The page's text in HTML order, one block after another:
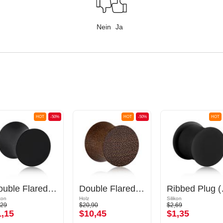
Nein Ja
-50%
HOT
Double Flared Plug (Silikon, mehrere Farben)
-50%
HOT
Double Flared Plug (Holz)
Holz
$20,90
$10,45
HOT
Silikon
$2,69
$1,35